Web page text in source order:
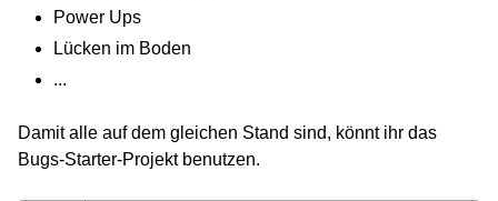
Power Ups
Lücken im Boden
...
Damit alle auf dem gleichen Stand sind, könnt ihr das
Bugs-Starter-Projekt benutzen.